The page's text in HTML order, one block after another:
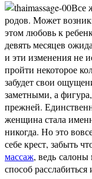
Все
родов. Может
этом любовь к
девять месяцев
и эти изменения не
пройти некоторое
забудет свои
заметными, а
прежней.
женщина стала
никогда. Но это
себе крест, забыть
массаж, ведь
способ